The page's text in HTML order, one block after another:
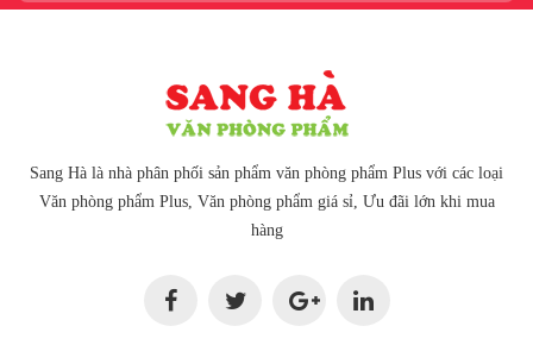
Sang Hà là nhà phân phối sản phẩm văn phòng phẩm Plus với các loại
Văn phòng phẩm Plus, Văn phòng phẩm giá sỉ, Ưu đãi lớn khi mua
hàng